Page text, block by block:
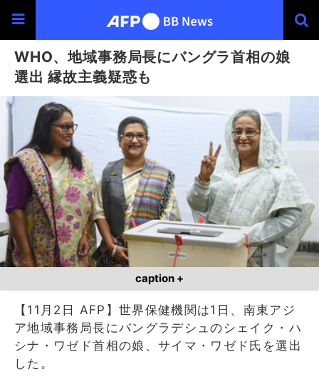
WHO、地域事務局長にバングラ首相の娘
選出 縁故主義疑惑も
caption +
【11月2日 AFP】世界保健機関は1日、南東アジ
ア地域事務局長にバングラデシュのシェイク・ハ
シナ・ワゼド首相の娘、サイマ・ワゼド氏を選出
した。